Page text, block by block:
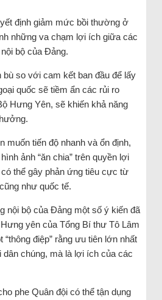
định giảm mức bồi thường ở
những va chạm lợi ích giữa các
bộ của Đảng.
so với cam kết ban đầu để lấy
quốc sẽ tiềm ẩn các rủi ro
Hưng Yên, sẽ khiến khả năng
muốn tiến độ nhanh và ổn định,
ảnh “ăn chia” trên quyền lợi
thể gây phản ứng tiêu cực từ
như quốc tế.
nội bộ của Đảng một số ý kiến đã
yên của Tổng Bí thư Tô Lâm
điệp” rằng ưu tiên lớn nhất
dân chúng, mà là lợi ích của các
phe Quân đội có thể tận dụng